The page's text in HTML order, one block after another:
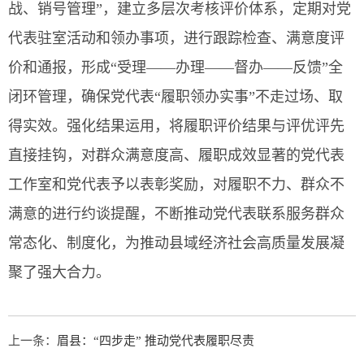
战、销号管理”，建立多层次考核评价体系，定期对党
代表驻室活动和领办事项，进行跟踪检查、满意度评
价和通报，形成“受理——办理——督办——反馈”全
闭环管理，确保党代表“履职领办实事”不走过场、取
得实效。强化结果运用，将履职评价结果与评优评先
直接挂钩，对群众满意度高、履职成效显著的党代表
工作室和党代表予以表彰奖励，对履职不力、群众不
满意的进行约谈提醒，不断推动党代表联系服务群众
常态化、制度化，为推动县域经济社会高质量发展凝
聚了强大合力。
上一条： 眉县：“四步走” 推动党代表履职尽责